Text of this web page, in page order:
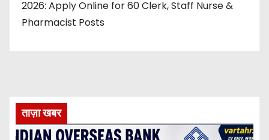
2026: Apply Online for 60 Clerk, Staff Nurse &
Pharmacist Posts
ताज़ा खबर